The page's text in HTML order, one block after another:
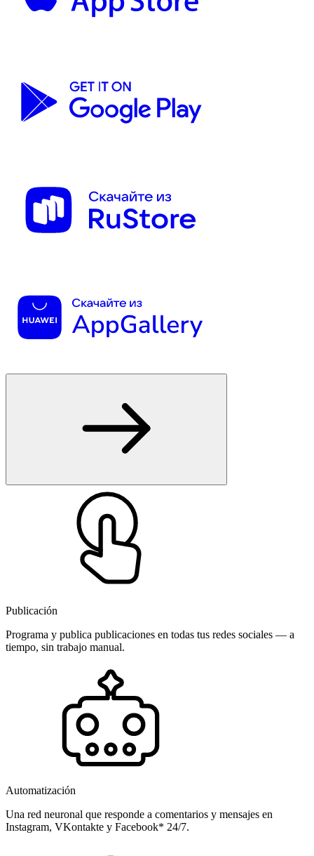
Publicación
Programa y publica publicaciones en todas tus redes sociales — a
tiempo, sin trabajo manual.
Automatización
Una red neuronal que responde a comentarios y mensajes en
Instagram, VKontakte y Facebook* 24/7.